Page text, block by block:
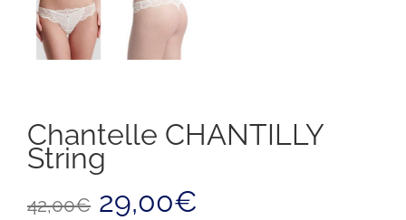
Chantelle CHANTILLY
String
42,00€ prezzo
29,00€